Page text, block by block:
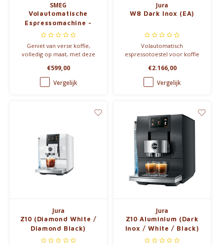
SMEG
Volautomatische
Espressomachine -
Bean to Cup
Geniet van verse koffie,
volledig op maat, met deze
gebruiksvriendelijke
volautomatische
koffiemachine.
€599,00
Vergelijk
Jura
W8 Dark Inox (EA)
Volautomatisch
espressotoestel voor koffie
bereidingen
€2.166,00
Vergelijk
Jura
Z10 (Diamond White /
Diamond Black)
Jura
Z10 Aluminium (Dark
Inox / White / Black)